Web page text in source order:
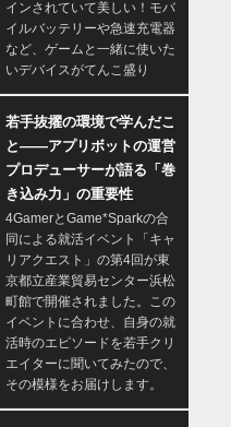
インされていて美しい！モバ
イルバッテリーや急速充電器
など、ゲームと一緒に使いた
いデバイスがてんこ盛り
若手抜擢の環境で学んだこ
と――アプリボットの運営
プロデューサーが語る「巻
き込み力」の重要性
4GamerとGame*Sparkの合
同による就活イベント「キャ
リアクエスト」の第4回が東
京都立産業貿易センター浜松
町館で開催されました。この
イベントに合わせ、自身の就
活時のエピソードを若手クリ
エイターに聞いてみたので、
その模様をお届けします。